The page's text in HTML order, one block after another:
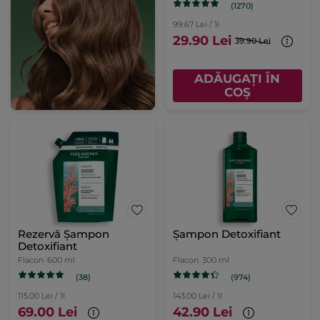
(1270)
99.67 Lei / 1l
29.90 Lei 39.90 Lei
ADĂUGAȚI ÎN
COȘ
Rezervă Șampon
Detoxifiant
Flacon 600 ml
(38)
115.00 Lei / 1l
69.00 Lei
Șampon Detoxifiant
Flacon 300 ml
(974)
143.00 Lei / 1l
42.90 Lei